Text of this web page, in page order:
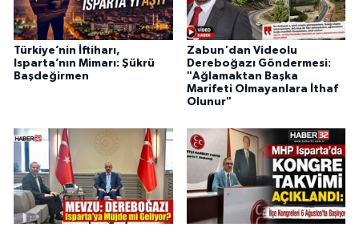
Türkiye’nin İftiharı,
Isparta’nın Mimarı: Şükrü
Başdeğirmen
Zabun'dan Videolu
Dereboğazı Göndermesi:
"Ağlamaktan Başka
Marifeti Olmayanlara İthaf
Olunur"